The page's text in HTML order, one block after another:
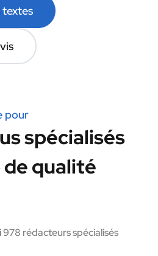
pour
spécialisés
qualité
rédacteurs spécialisés